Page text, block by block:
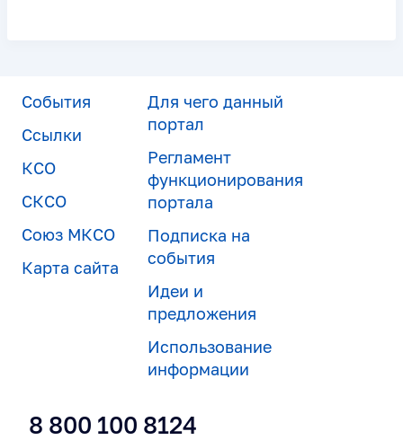
События
Ссылки
КСО
СКСО
Союз МКСО
Карта сайта
Для чего данный
портал
Регламент
функционирования
портала
Подписка на
события
Идеи и
предложения
Использование
информации
8 800 100 8124